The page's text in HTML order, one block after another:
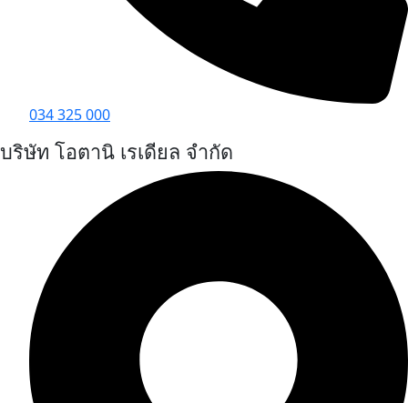
034 325 000
บริษัท โอตานิ เรเดียล จำกัด